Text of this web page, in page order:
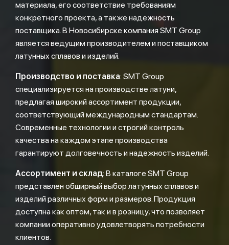
материала, его соответствие требованиям
конкретного проекта, а также надежность
поставщика. В Новосибирске компания SMT Group
является ведущим производителем и поставщиком
латунных сплавов и изделий.
Производство и поставка: SMT Group
специализируется на производстве латуни,
предлагая широкий ассортимент продукции,
соответствующий международным стандартам.
Современные технологии и строгий контроль
качества на каждом этапе производства
гарантируют долговечность и надежность изделий.
Ассортимент и склад: В каталоге SMT Group
представлен обширный выбор латунных сплавов и
изделий различных форм и размеров. Продукция
доступна как оптом, так и в розницу, что позволяет
компании оперативно удовлетворять потребности
клиентов.